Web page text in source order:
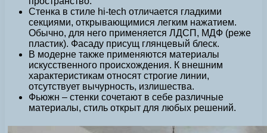
Стенка в стиле hi-tech отличается гладкими
секциями, открывающимися легким нажатием.
Обычно, для него применяется ЛДСП, МДФ (реже
пластик). Фасаду присущ глянцевый блеск.
В модерне также применяются материалы
искусственного происхождения. К внешним
характеристикам относят строгие линии,
отсутствует вычурность, излишества.
Фьюжн – стенки сочетают в себе различные
материалы, стиль открыт для любых решений.